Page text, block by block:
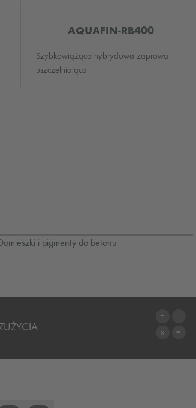
AQUAFIN-RB400
Szybkowiążąca hybrydowa zaprawa
uszczelniająca
i pigmenty do betonu